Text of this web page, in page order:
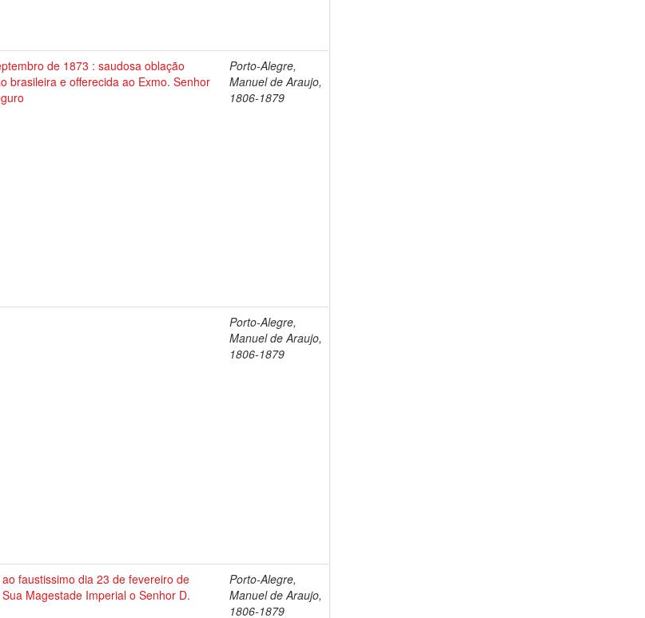
de 1873 : saudosa oblação
brasileira e offerecida ao Exmo. Senhor
Porto-Alegre,
Manuel de Araujo,
1806-1879
Porto-Alegre,
Manuel de Araujo,
1806-1879
faustissimo dia 23 de fevereiro de
Magestade Imperial o Senhor D.
Porto-Alegre,
Manuel de Araujo,
1806-1879